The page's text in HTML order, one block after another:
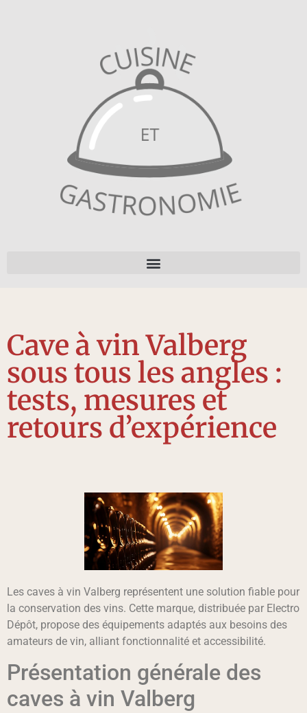
Cave à vin Valberg
sous tous les angles :
tests, mesures et
retours d’expérience
Les caves à vin Valberg représentent une solution fiable pour
la conservation des vins. Cette marque, distribuée par Electro
Dépôt, propose des équipements adaptés aux besoins des
amateurs de vin, alliant fonctionnalité et accessibilité.
Présentation générale des
caves à vin Valberg